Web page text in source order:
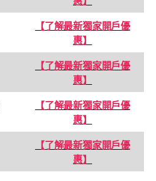
【了解最新獨家開戶優
惠】
【了解最新獨家開戶優
惠】
【了解最新獨家開戶優
惠】
【了解最新獨家開戶優
惠】